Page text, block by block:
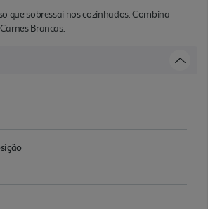
que sobressai nos cozinhados. Combina
Brancas.